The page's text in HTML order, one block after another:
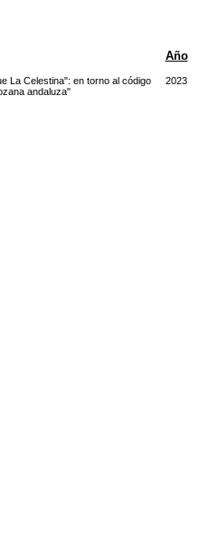
Año
La Celestina": en torno al código
andaluza"
2023